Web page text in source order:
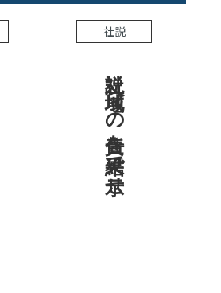
社説
社説 地域への責任を結果で示せ